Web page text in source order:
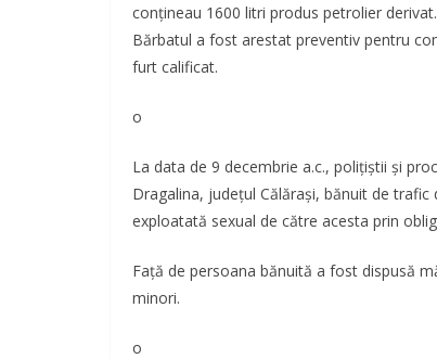
conţineau 1600 litri produs petrolier derivat.
Bărbatul a fost arestat preventiv pentru
furt calificat.
o
La data de 9 decembrie a.c., poliţiştii şi
Dragalina, judeţul Călăraşi, bănuit de
exploatată sexual de către acesta prin
Faţă de persoana bănuită a fost dispusă
minori.
o